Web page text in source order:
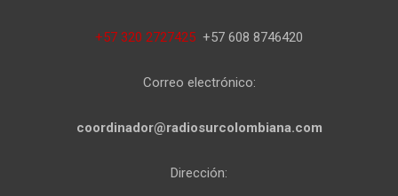
+57 320 2727425 +57 608 8746420
Correo electrónico:
coordinador@radiosurcolombiana.com
Dirección: